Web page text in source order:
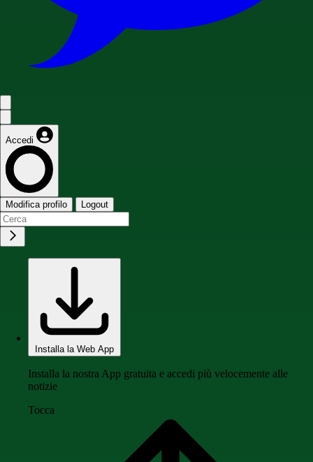
Accedi
Modifica profilo Logout
Installa la Web App
Installa la nostra App gratuita e accedi più velocemente alle
notizie
Tocca